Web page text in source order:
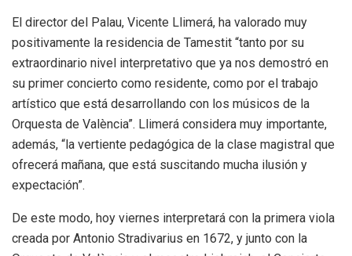
El director del Palau, Vicente Llimerá, ha valorado muy
positivamente la residencia de Tamestit “tanto por su
extraordinario nivel interpretativo que ya nos demostró en
su primer concierto como residente, como por el trabajo
artístico que está desarrollando con los músicos de la
Orquesta de València”. Llimerá considera muy importante,
además, “la vertiente pedagógica de la clase magistral que
ofrecerá mañana, que está suscitando mucha ilusión y
expectación”.
De este modo, hoy viernes interpretará con la primera viola
creada por Antonio Stradivarius en 1672, y junto con la